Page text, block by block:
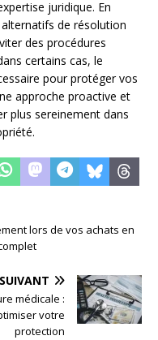
juridique. En
de résolution
des procédures
certains cas, le
pour protéger vos
approche proactive et
plus sereinement dans
lors de vos achats en
SUIVANT
médicale :
votre
protection